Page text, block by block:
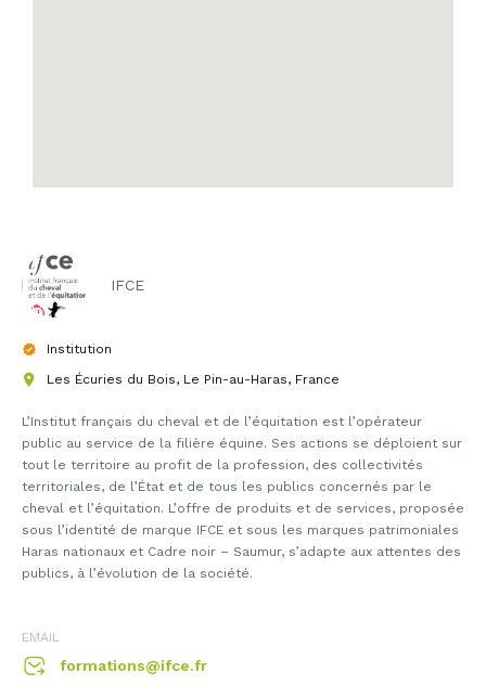
IFCE
Institution
Les Écuries du Bois, Le Pin-au-Haras, France
L’Institut français du cheval et de l’équitation est l’opérateur
public au service de la filière équine. Ses actions se déploient sur
tout le territoire au profit de la profession, des collectivités
territoriales, de l’État et de tous les publics concernés par le
cheval et l’équitation. L’offre de produits et de services, proposée
sous l’identité de marque IFCE et sous les marques patrimoniales
Haras nationaux et Cadre noir – Saumur, s’adapte aux attentes des
publics, à l’évolution de la société.
EMAIL
formations@ifce.fr